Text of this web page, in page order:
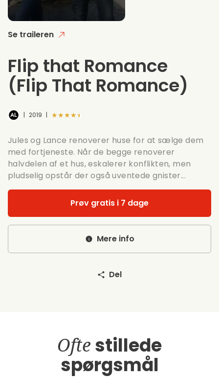
Se traileren
Flip that Romance
(Flip That Romance)
| 2019 | ★★★★★
Jules og Lance renoverer huse for at sælge dem
med fortjeneste. Når de begge renoverer
halvdelen af et hus, eskalerer konflikten, men
pludselig opstår der også uventede gnister...
Prøv gratis i 7 dage
Mere info
Del
Ofte stillede
spørgsmål